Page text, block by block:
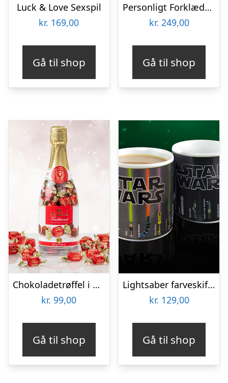
Luck & Love Sexspil
kr. 169,00
Gå til shop
Personligt Forklæde med Billede – Multiface
kr. 249,00
Gå til shop
Chokoladetrøffel i Champagneflaske
kr. 99,00
Gå til shop
Lightsaber farveskiftende krus
kr. 129,00
Gå til shop